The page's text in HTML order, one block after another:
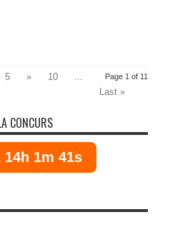
Page 1 of 11
5 » 10
...
Last »
CONCURS
14h 1m 41s